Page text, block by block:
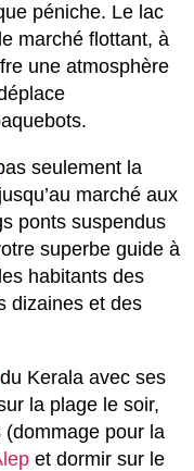
péniche. Le lac
marché flottant, à
une atmosphère
seulement la
marché aux
ponts suspendus
superbe guide à
habitants des
dizaines et des
du Kerala avec ses
la plage le soir,
pour la
et dormir sur le